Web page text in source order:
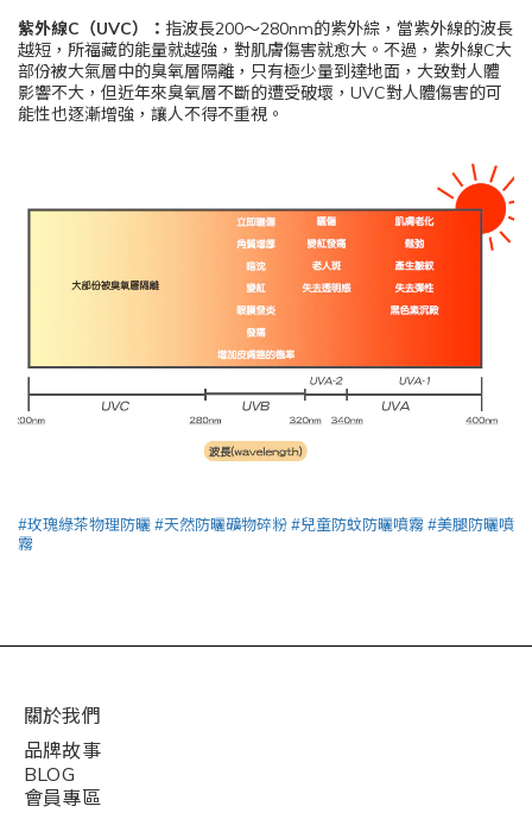
紫外線C（UVC）： 指波長200〜280nm的紫外綜，當紫外線的波長
越短，所福藏的能量就越強，對肌膚傷害就愈大。不過，紫外線C大
部份被大氣層中的臭氧層隔離，只有極少量到達地面，大致對人體
影響不大，但近年來臭氧層不斷的遭受破壞，UVC對人體傷害的可
能性也逐漸增強，讓人不得不重視。
#玫瑰綠茶物理防曬#天然防曬礦物碎粉#兒童防蚊防曬噴霧#美腿防曬噴
霧
關於我們
品牌故事
BLOG
會員專區